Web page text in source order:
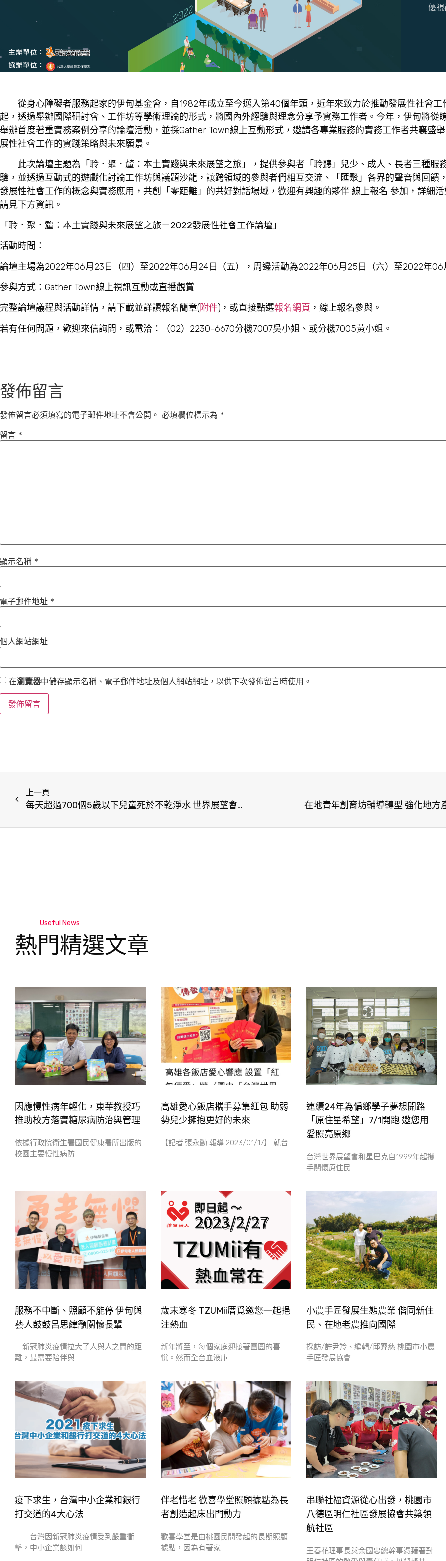
優視
從身心障礙者服務起家的伊甸基金會，自1982年成立至今邁入第40個年頭，近年來致力於推動發展性社會工
起，透過舉辦國際研討會、工作坊等學術理論的形式，將國內外經驗與理念分享予實務工作者。今年，伊甸將從
舉辦首度著重實務案例分享的論壇活動，並採Gather Town線上互動形式，邀請各專業服務的實務工作者共襄盛
展性社會工作的實踐策略與未來願景。
此次論壇主題為「聆．聚．釐：本土實踐與未來展望之旅」，提供參與者「聆聽」兒少、成人、長者三種服
驗，並透過互動式的遊戲化討論工作坊與議題沙龍，讓跨領域的參與者們相互交流、「匯聚」各界的聲音與回饋
發展性社會工作的概念與實務應用，共創「零距離」的共好對話場域，歡迎有興趣的夥伴 線上報名 參加，詳細
請見下方資訊。
「聆．聚．釐：本土實踐與未來展望之旅－2022發展性社會工作論壇」
活動時間：
論壇主場為2022年06月23日（四）至2022年06月24日（五），周邊活動為2022年06月25日（六）至2022年06
參與方式：Gather Town線上視訊互動或直播觀賞
完整論壇議程與活動詳情，請下載並詳讀報名簡章(附件)，或直接點選報名網頁 ，線上報名參與。
若有任何問題，歡迎來信詢問，或電洽：（02）2230-6670分機7007吳小姐、或分機7005黃小姐。
發佈留言
發佈留言必須填寫的電子郵件地址不會公開。 必填欄位標示為 *
留言 *
顯示名稱 *
電子郵件地址 *
個人網站網址
在瀏覽器中儲存顯示名稱、電子郵件地址及個人網站網址，以供下次發佈留言時使用。
上一頁
每天超過700個5歲以下兒童死於不乾淨水 世界展望會邀您響應水資源行動 在地青年創育坊輔導轉型 強化地方
Useful News
熱門精選文章
因應慢性病年輕化，東華教授巧
推助校方落實糖尿病防治與管理
依據行政院衛生署國民健康署所出版的
校園主要慢性病防
高雄愛心飯店攜手募集紅包 助弱
勢兒少擁抱更好的未來
【記者:張永勳 報導 2023/01/17】 就台
連續24年為偏鄉學子夢想開路
「原住星希望」7/1開跑 邀您用
愛照亮原鄉
台灣世界展望會和星巴克自1999年起攜
手關懷原住民
服務不中斷、照顧不能停 伊甸與
藝人鼓鼓呂思緯籲關懷長輩
新冠肺炎疫情拉大了人與人之間的距
離，最需要陪伴與
歲末寒冬 TZUMii厝覓邀您一起挹
注熱血
新年將至，每個家庭迎接著團圓的喜
悅。然而全台血液庫
小農手匠發展生態農業 偕同新住
民、在地老農推向國際
採訪/許尹羚、編輯/邱羿慈 桃園市小農
手匠發展協會
疫下求生，台灣中小企業和銀行
打交道的4大心法
台灣因新冠肺炎疫情受到嚴重衝
擊，中小企業該如何
伴老惜老 歡喜學堂照顧據點為長
者創造起床出門動力
歡喜學堂是由桃園民間發起的長期照顧
據點，因為有著家
串聯社福資源從心出發，桃園市
八德區明仁社區發展協會共築領
航社區
王春花理事長與余國忠總幹事憑藉著對